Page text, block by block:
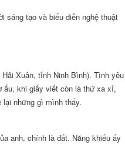
sáng tạo và biểu diễn nghệ thuật
Xuân, tỉnh Ninh Bình). Tình yêu
ấu, khi giấy viết còn là thứ xa xỉ,
lại những gì mình thấy.
anh, chính là đất. Năng khiếu ấy